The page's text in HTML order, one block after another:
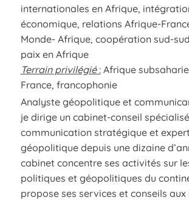
internationales en Afrique,
économique, relations Afrique-
Monde- Afrique, coopération sud-
paix en Afrique
Terrain privilégié:Afrique
France, francophonie
Analyste géopolitique et
je dirige un cabinet-conseil
communication stratégique et
géopolitique depuis une dizaine
cabinet concentre ses activités sur
politiques et géopolitiques du
propose ses services et conseils